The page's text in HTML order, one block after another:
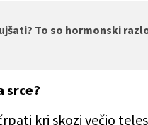
To so hormonski
srce?
kri skozi večjo